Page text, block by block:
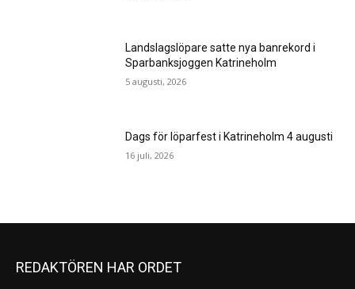
Landslagslöpare satte nya banrekord i
Sparbanksjoggen Katrineholm
5 augusti, 2026
Dags för löparfest i Katrineholm 4 augusti
16 juli, 2026
REDAKTÖREN HAR ORDET